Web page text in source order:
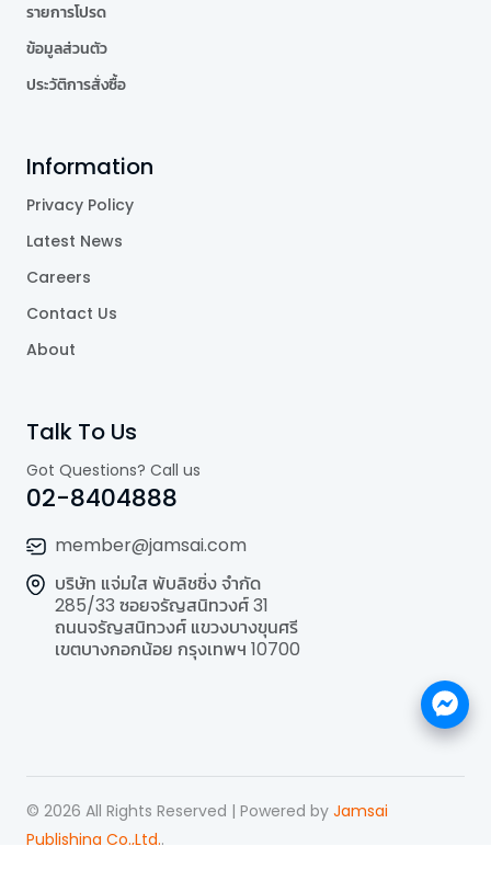
รายการโปรด
ข้อมูลส่วนตัว
ประวัติการสั่งซื้อ
Information
Privacy Policy
Latest News
Careers
Contact Us
About
Talk To Us
Got Questions? Call us
02-8404888
member@jamsai.com
บริษัท แจ่มใส พับลิชชิ่ง จำกัด
285/33 ซอยจรัญสนิทวงศ์ 31
ถนนจรัญสนิทวงศ์ แขวงบางขุนศรี
เขตบางกอกน้อย กรุงเทพฯ 10700
© 2026 All Rights Reserved | Powered by Jamsai
Publishing Co.,Ltd..